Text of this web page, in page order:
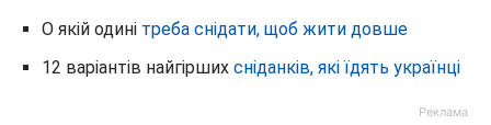
О якій одині треба снідати, щоб жити довше
12 варіантів найгірших сніданків, які їдять українці